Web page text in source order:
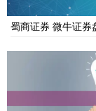
蜀商证券 微牛证券